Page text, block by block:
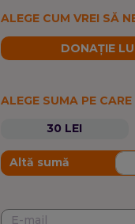
ALEGE CUM VREI SĂ
DONAȚIE
ALEGE SUMA PE
30 LEI
Altă sumă